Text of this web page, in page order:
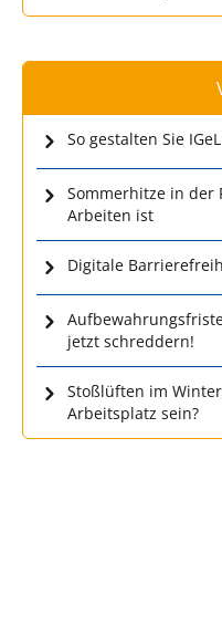
So gestalten Sie
Sommerhitze in der
Arbeiten ist
Digitale
jetzt schreddern!
Stoßlüften im
Arbeitsplatz sein?